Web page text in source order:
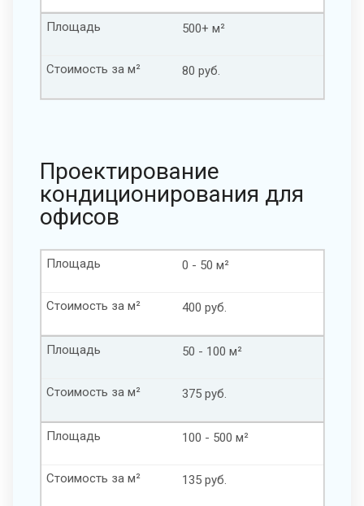
500+ м²
Площадь
80 руб.
Стоимость за м²
Проектирование
кондиционирования для
офисов
0 - 50 м²
Площадь
400 руб.
Стоимость за м²
50 - 100 м²
Площадь
375 руб.
Стоимость за м²
100 - 500 м²
Площадь
135 руб.
Стоимость за м²